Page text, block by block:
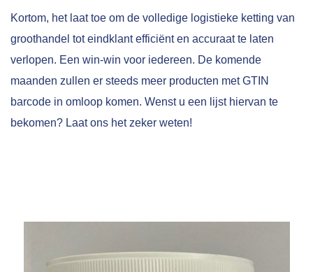
Kortom, het laat toe om de volledige logistieke ketting van
groothandel tot eindklant efficiënt en accuraat te laten
verlopen. Een win-win voor iedereen. De komende
maanden zullen er steeds meer producten met GTIN
barcode in omloop komen. Wenst u een lijst hiervan te
bekomen? Laat ons het zeker weten!